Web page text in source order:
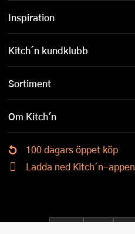
Inspiration
Kitch´n kundklubb
Sortiment
Om Kitch'n
100 dagars öppet köp
Ladda ned Kitch´n-appen